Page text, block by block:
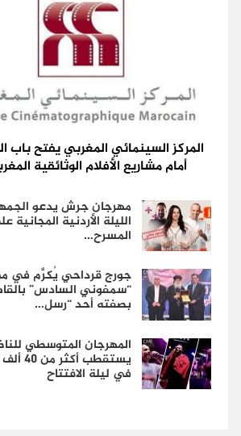
المركز السينمائي المغربي يفتح باب
أمام مشاريع الأفلام الوثائقية
مهرجان جرش يدعو
الليلة الأردنية المجانية
المسرح…
جورج قرداحي يُكرَّم في
“سمفوني السادس”
بصفته أحد “رسل…
المهرجان المتوسطي
يستقطب
في ليلة الافتتاح